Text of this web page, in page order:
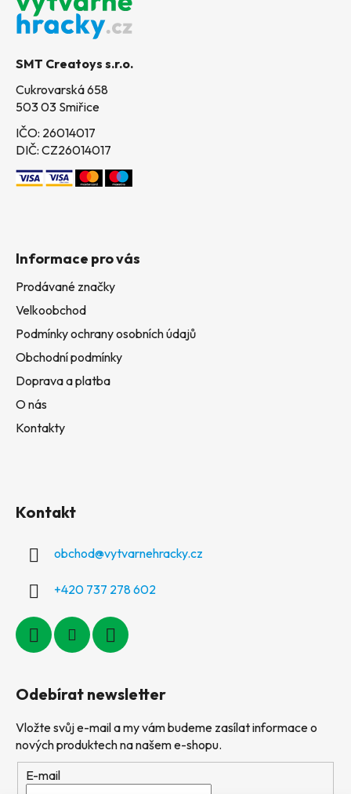
SMT Creatoys s.r.o.
Cukrovarská 658
503 03 Smiřice
IČO: 26014017
DIČ: CZ26014017
Informace pro vás
Prodávané značky
Velkoobchod
Podmínky ochrany osobních údajů
Obchodní podmínky
Doprava a platba
O nás
Kontakty
Kontakt
obchod@vytvarnehracky.cz
+420 737 278 602
Odebírat newsletter
Vložte svůj e-mail a my vám budeme zasílat informace o
nových produktech na našem e-shopu.
E-mail